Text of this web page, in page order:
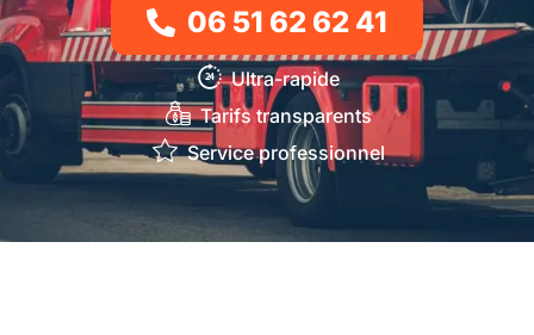
06 51 62 62 41
Ultra-rapide
Tarifs transparents
Service professionnel